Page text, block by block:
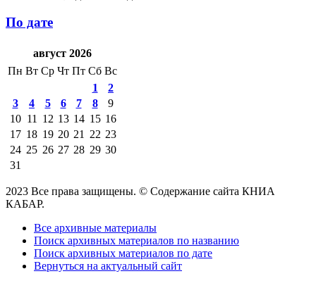
По дате
август 2026
Пн Вт Ср Чт Пт Сб Вс
1
2
3
4 5 6 7 8
9
10 11 12 13 14 15 16
17 18 19 20 21 22 23
24 25 26 27 28 29 30
31
2023 Все права защищены. © Содержание сайта КНИА
КАБАР.
Все архивные материалы
Поиск архивных материалов по названию
Поиск архивных материалов по дате
Вернуться на актуальный сайт